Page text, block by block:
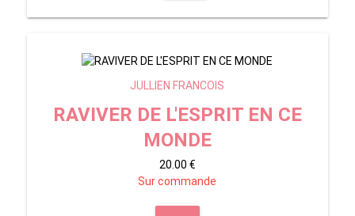
JULLIEN FRANCOIS
RAVIVER DE L'ESPRIT EN CE
MONDE
20.00 €
Sur commande